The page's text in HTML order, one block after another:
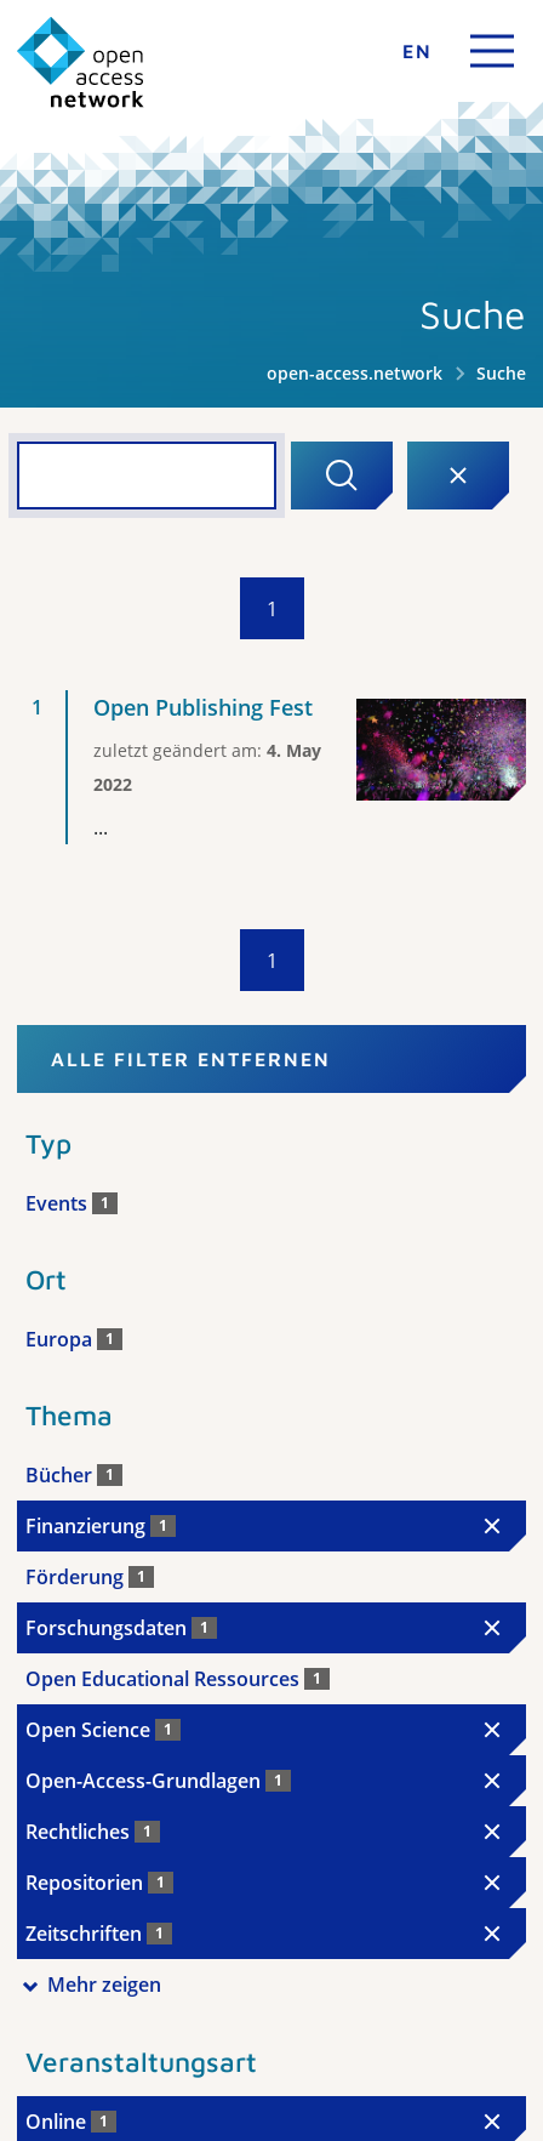
EN
Suche
open-access.network Suche
1
Open Publishing Fest
zuletzt geändert am: 4. May
2022
...
1
ALLE FILTER ENTFERNEN
Typ
Events 1
Ort
Europa 1
Thema
Bücher 1
Finanzierung 1
Förderung 1
Forschungsdaten 1
Open Educational Ressources 1
Open Science 1
Open-Access-Grundlagen 1
Rechtliches 1
Repositorien 1
Zeitschriften 1
Mehr zeigen
Veranstaltungsart
Online 1